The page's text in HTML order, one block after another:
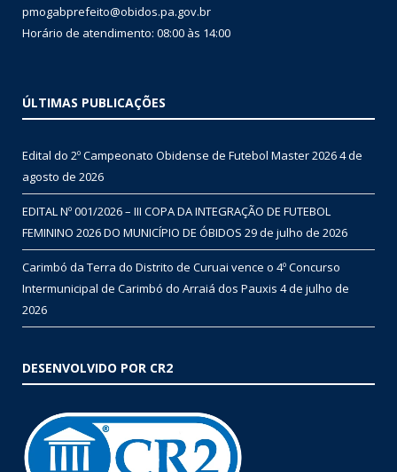
pmogabprefeito@obidos.pa.gov.br
Horário de atendimento: 08:00 às 14:00
ÚLTIMAS PUBLICAÇÕES
Edital do 2º Campeonato Obidense de Futebol Master 20264 de
agosto de 2026
EDITAL Nº 001/2026 – III COPA DA INTEGRAÇÃO DE FUTEBOL
FEMININO 2026 DO MUNICÍPIO DE ÓBIDOS 29 de julho de 2026
Carimbó da Terra do Distrito de Curuai vence o 4º Concurso
Intermunicipal de Carimbó do Arraiá dos Pauxis 4 de julho de
2026
DESENVOLVIDO POR CR2